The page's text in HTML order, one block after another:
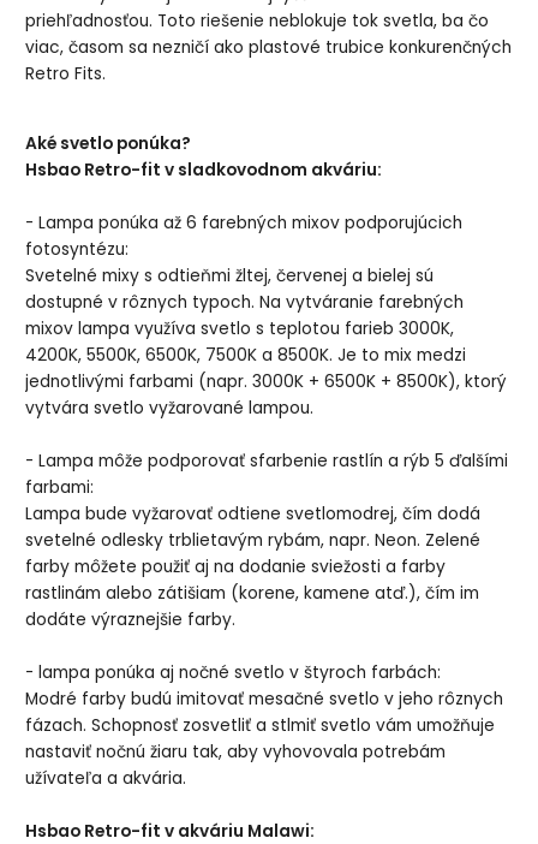
priehľadnosťou. Toto riešenie neblokuje tok svetla, ba čo
viac, časom sa nezničí ako plastové trubice konkurenčných
Retro Fits.
Aké svetlo ponúka?
Hsbao Retro-fit v sladkovodnom akváriu:
- Lampa ponúka až 6 farebných mixov podporujúcich
fotosyntézu:
Svetelné mixy s odtieňmi žltej, červenej a bielej sú
dostupné v rôznych typoch. Na vytváranie farebných
mixov lampa využíva svetlo s teplotou farieb 3000K,
4200K, 5500K, 6500K, 7500K a 8500K. Je to mix medzi
jednotlivými farbami (napr. 3000K + 6500K + 8500K), ktorý
vytvára svetlo vyžarované lampou.
- Lampa môže podporovať sfarbenie rastlín a rýb 5 ďalšími
farbami:
Lampa bude vyžarovať odtiene svetlomodrej, čím dodá
svetelné odlesky trblietavým rybám, napr. Neon. Zelené
farby môžete použiť aj na dodanie sviežosti a farby
rastlinám alebo zátišiam (korene, kamene atď.), čím im
dodáte výraznejšie farby.
- lampa ponúka aj nočné svetlo v štyroch farbách:
Modré farby budú imitovať mesačné svetlo v jeho rôznych
fázach. Schopnosť zosvetliť a stlmiť svetlo vám umožňuje
nastaviť nočnú žiaru tak, aby vyhovovala potrebám
užívateľa a akvária.
Hsbao Retro-fit v akváriu Malawi: